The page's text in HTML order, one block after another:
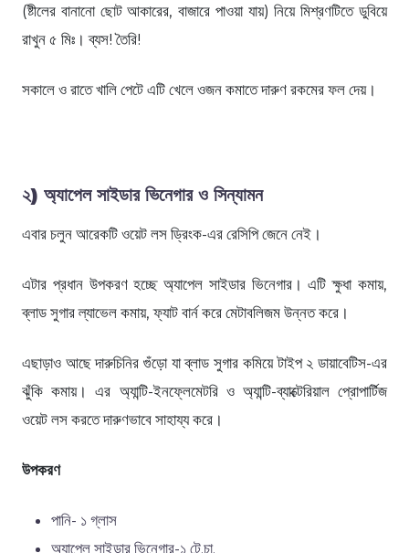
(ষ্টীলের বানানো ছোট আকারের, বাজারে পাওয়া যায়) নিয়ে মিশ্রণটিতে ডুবিয়ে
রাখুন ৫ মিঃ। ব্যস! তৈরি!
সকালে ও রাতে খালি পেটে এটি খেলে ওজন কমাতে দারুণ রকমের ফল দেয়।
২) অ্যাপেল সাইডার ভিনেগার ও সিন্যামন
এবার চলুন আরেকটি ওয়েট লস ড্রিংক-এর রেসিপি জেনে নেই।
এটার প্রধান উপকরণ হচ্ছে অ্যাপেল সাইডার ভিনেগার। এটি ক্ষুধা কমায়,
ব্লাড সুগার ল্যাভেল কমায়, ফ্যাট বার্ন করে মেটাবলিজম উন্নত করে।
এছাড়াও আছে দারুচিনির গুঁড়ো যা ব্লাড সুগার কমিয়ে টাইপ ২ ডায়াবেটিস-এর
ঝুঁকি কমায়। এর অ্যান্টি-ইনফ্লেমেটরি ও অ্যান্টি-ব্যাক্টেরিয়াল প্রোপার্টিজ
ওয়েট লস করতে দারুণভাবে সাহায্য করে।
উপকরণ
পানি- ১ গ্লাস
অ্যাপেল সাইডার ভিনেগার-১ টে.চা.